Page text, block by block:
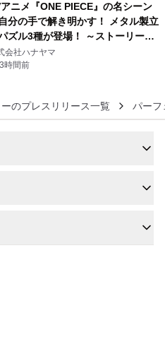
ニメ『ONE PIECE』の名シーン
分の手で解き明かす！ メタル製立
ズル3種が登場！ ～ストーリーと
ックが融合した 大人の体験型パズ
8月7日(金)12時より先行予約受付
会社ハナヤマ
時間前
のプレスリリース一覧 パーフ